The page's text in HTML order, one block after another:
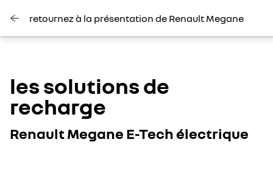
retournez à la présentation de Renault Megane
les solutions de
recharge
Renault Megane E-Tech électrique